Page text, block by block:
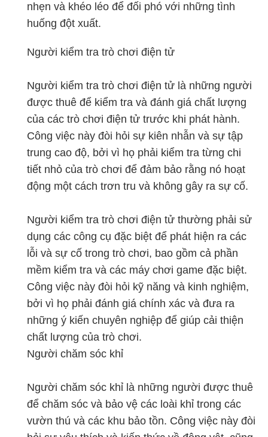
nhẹn và khéo léo để đối phó với những tình
huống đột xuất.
Người kiểm tra trò chơi điện tử
Người kiểm tra trò chơi điện tử là những người
được thuê để kiểm tra và đánh giá chất lượng
của các trò chơi điện tử trước khi phát hành.
Công việc này đòi hỏi sự kiên nhẫn và sự tập
trung cao độ, bởi vì họ phải kiểm tra từng chi
tiết nhỏ của trò chơi để đảm bảo rằng nó hoạt
động một cách trơn tru và không gây ra sự cố.
Người kiểm tra trò chơi điện tử thường phải sử
dụng các công cụ đặc biệt để phát hiện ra các
lỗi và sự cố trong trò chơi, bao gồm cả phần
mềm kiểm tra và các máy chơi game đặc biệt.
Công việc này đòi hỏi kỹ năng và kinh nghiệm,
bởi vì họ phải đánh giá chính xác và đưa ra
những ý kiến chuyên nghiệp để giúp cải thiện
chất lượng của trò chơi.
Người chăm sóc khỉ
Người chăm sóc khỉ là những người được thuê
để chăm sóc và bảo vệ các loài khỉ trong các
vườn thú và các khu bảo tồn. Công việc này đòi